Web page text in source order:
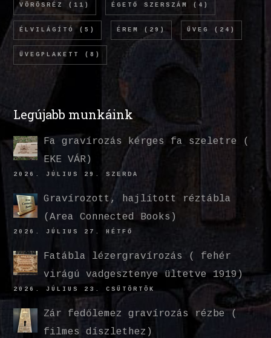
VÖRÖSRÉZ (11) ÉGETŐ SZERSZÁM (4)
ÉLVILÁGÍTÓ (5) ÉREM (29) ÜVEG (24)
ÜVEGPLAKETT (8)
Legújabb munkáink
Fa gravírozás kérges fa szeletre (
EKE VÁR)
2026. JÚLIUS 29. SZERDA
Gravírozott, hajlított réztábla
(Area Connected Books)
2026. JÚLIUS 27. HÉTFŐ
Fatábla lézergravírozás ( fehér
virágú vadgesztenye ültetve 1919)
2026. JÚLIUS 23. CSÜTÖRTÖK
Zár fedőlemez gravírozás rézbe (
filmes díszlethez)